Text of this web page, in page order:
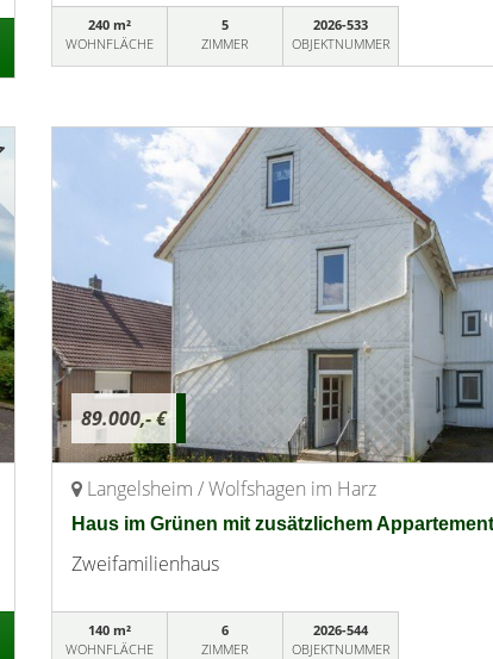
240 m²
WOHNFLÄCHE
5
ZIMMER
2026-533
OBJEKTNUMMER
89.000,- €
Langelsheim / Wolfshagen im Harz
Haus im Grünen mit zusätzlichem Appartement
Zweifamilienhaus
140 m²
WOHNFLÄCHE
6
ZIMMER
2026-544
OBJEKTNUMMER